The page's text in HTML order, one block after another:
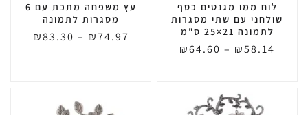
לוח ממו מגנטים כסף
שולחני עם שתי מסגרות
לתמונה 21×25 ס"מ
₪58.14
–
₪64.60
עץ משפחה מתכת עם 6
מסגרות לתמונה
₪74.97
–
₪83.30